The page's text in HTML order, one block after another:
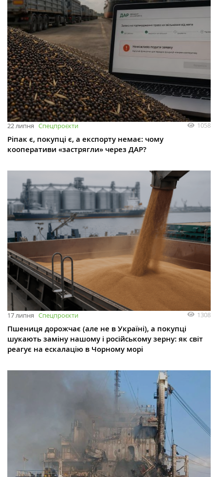
22 липня Спецпроєкти 1058
Ріпак є, покупці є, а експорту немає: чому
кооперативи «застрягли» через ДАР?
17 липня Спецпроєкти 1308
Пшениця дорожчає (але не в Україні), а покупці
шукають заміну нашому і російському зерну: як світ
реагує на ескалацію в Чорному морі